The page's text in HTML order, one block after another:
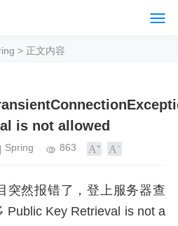
> 正文内容
is not allowed
Spring 863
突然报错了，登上服务器查
Public Key Retrieval is not a